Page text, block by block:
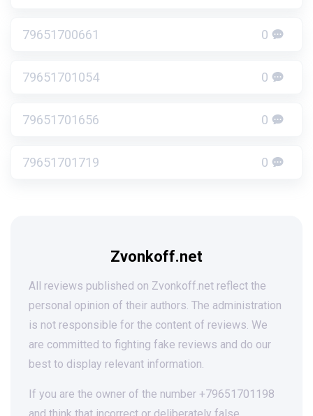
79651700661 0
79651701054 0
79651701656 0
79651701719 0
Zvonkoff.net
All reviews published on Zvonkoff.net reflect the
personal opinion of their authors. The administration
is not responsible for the content of reviews. We
are committed to fighting fake reviews and do our
best to display relevant information.
If you are the owner of the number +79651701198